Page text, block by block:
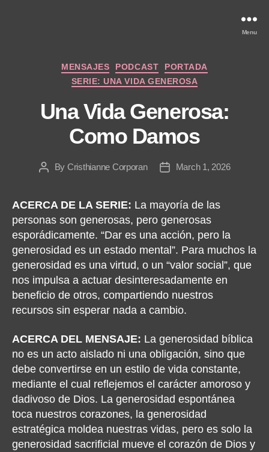
Menu
Categories
MENSAJES PODCAST
PORTADA
SERIE: UNA VIDA GENEROSA
Una Vida Generosa:
Como Damos
PostBy Cristhianne Corporan
PostMarch 1, 2026
ACERCA DE LA SERIE: La mayoría de las
personas son generosas, pero generosas
esporádicamente. “Dar es una acción, pero la
generosidad es un estado mental”. Para muchos la
generosidad es una virtud, o un “valor social”, que
nos impulsa a actuar desinteresadamente en
beneficio de otros, compartiendo nuestros
recursos sin esperar nada a cambio.
ACERCA DEL MENSAJE: La generosidad bíblica
no es un acto aislado ni una obligación, sino que
debe convertirse en un estilo de vida constante,
mediante el cual reflejemos el carácter amoroso y
dadivoso de Dios. La generosidad espontánea
toca nuestros corazones, la generosidad
estratégica moldea nuestras vidas, pero es solo la
generosidad sacrificial mueve el corazón de Dios y